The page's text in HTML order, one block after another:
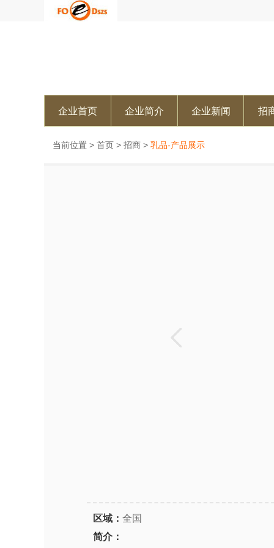
企业首页 企业简介 企业新闻 招
当前位置 > 首页 > 招商 > 乳品-产品展示
区域： 全国
简介：